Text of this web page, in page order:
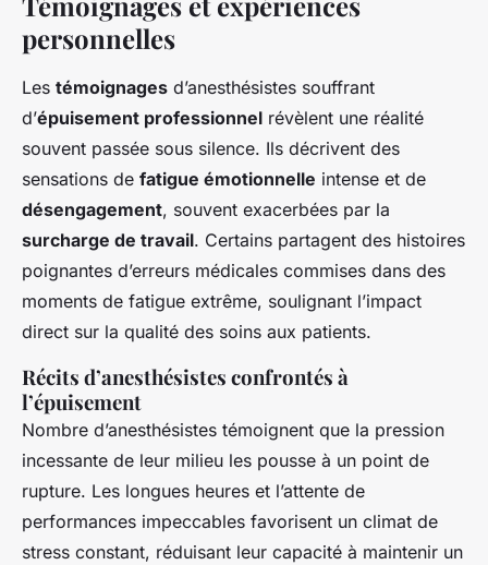
personnelles
Les témoignages d’anesthésistes souffrant
d’épuisement professionnel révèlent une réalité
souvent passée sous silence. Ils décrivent des
sensations de fatigue émotionnelle intense et de
désengagement, souvent exacerbées par la
surcharge de travail. Certains partagent des histoires
poignantes d’erreurs médicales commises dans des
moments de fatigue extrême, soulignant l’impact
direct sur la qualité des soins aux patients.
Récits d’anesthésistes confrontés à
l’épuisement
Nombre d’anesthésistes témoignent que la pression
incessante de leur milieu les pousse à un point de
rupture. Les longues heures et l’attente de
performances impeccables favorisent un climat de
stress constant, réduisant leur capacité à maintenir un